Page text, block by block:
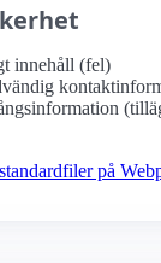
innehåll (fel)
på